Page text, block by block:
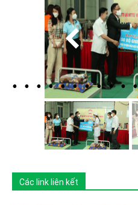
Các link liên kết